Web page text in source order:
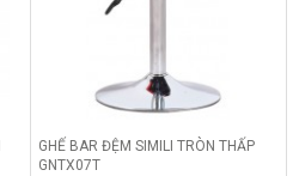
GHẾ BAR ĐỆM SIMILI TRÒN THẤP
GNTX07T